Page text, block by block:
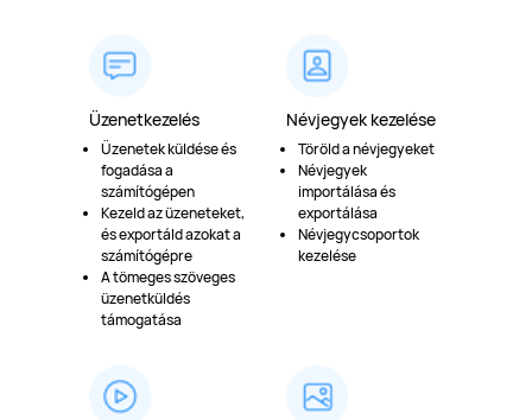
Üzenetkezelés
Üzenetek küldése és
fogadása a
számítógépen
Kezeld az üzeneteket,
és exportáld azokat a
számítógépre
A tömeges szöveges
üzenetküldés
támogatása
Névjegyek kezelése
Töröld a névjegyeket
Névjegyek
importálása és
exportálása
Névjegycsoportok
kezelése